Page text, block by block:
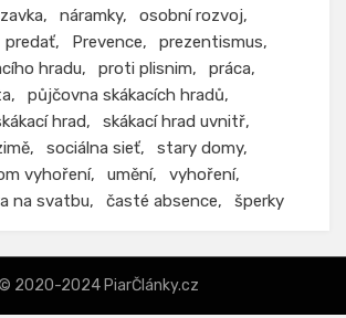
náramky
osobní rozvoj
predať Prevence
prezentismus
hradu
proti plisnim
práca
půjčovna skákacích hradů
hrad
skákací hrad uvnitř
sociálna sieť
stary domy
vyhoření umění
vyhoření
na svatbu časté absence šperky
2020-2024 PiarČlánky.cz